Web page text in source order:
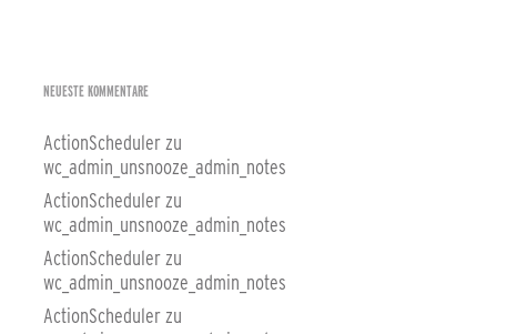
NEUESTE KOMMENTARE
ActionSchedulerzu
wc_admin_unsnooze_admin_notes
ActionSchedulerzu
wc_admin_unsnooze_admin_notes
ActionSchedulerzu
wc_admin_unsnooze_admin_notes
ActionSchedulerzu